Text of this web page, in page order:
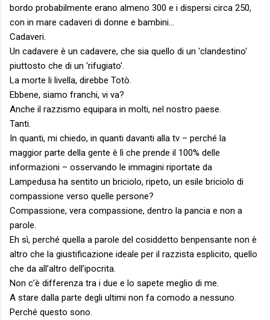
bordo probabilmente erano almeno 300 e i dispersi circa 250,
con in mare cadaveri di donne e bambini...
Cadaveri.
Un cadavere è un cadavere, che sia quello di un 'clandestino'
piuttosto che di un 'rifugiato'.
La morte li livella, direbbe Totò.
Ebbene, siamo franchi, vi va?
Anche il razzismo equipara in molti, nel nostro paese.
Tanti.
In quanti, mi chiedo, in quanti davanti alla tv – perché la
maggior parte della gente è lì che prende il 100% delle
informazioni – osservando le immagini riportate da
Lampedusa ha sentito un briciolo, ripeto, un esile briciolo di
compassione verso quelle persone?
Compassione, vera compassione, dentro la pancia e non a
parole.
Eh sì, perché quella a parole del cosiddetto benpensante non è
altro che la giustificazione ideale per il razzista esplicito, quello
che da all’altro dell’ipocrita.
Non c’è differenza tra i due e lo sapete meglio di me.
A stare dalla parte degli ultimi non fa comodo a nessuno.
Perché questo sono.